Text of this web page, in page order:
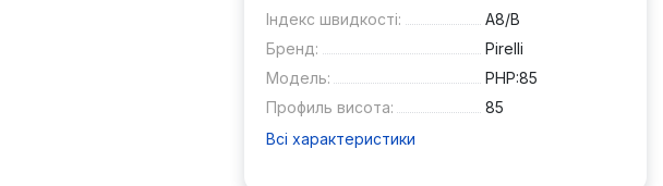
Індекс швидкості:
A8/B
Бренд:
Pirelli
Модель:
PHP:85
Профиль висота:
85
Всі характеристики